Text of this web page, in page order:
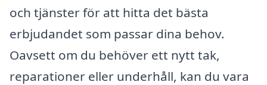
och tjänster för att hitta det bästa
erbjudandet som passar dina behov.
Oavsett om du behöver ett nytt tak,
reparationer eller underhåll, kan du vara